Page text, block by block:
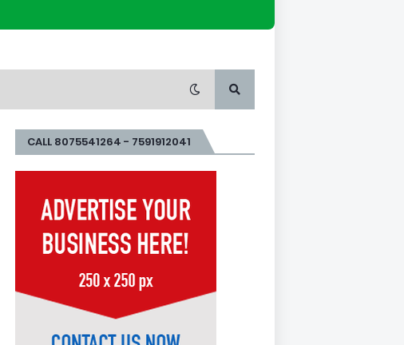
CALL 8075541264 - 7591912041